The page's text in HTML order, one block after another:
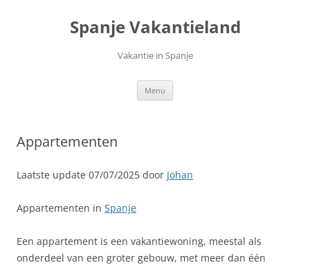
Spanje Vakantieland
Vakantie in Spanje
Menu
Appartementen
Laatste update 07/07/2025 door Johan
Appartementen in Spanje
Een appartement is een vakantiewoning, meestal als
onderdeel van een groter gebouw, met meer dan één